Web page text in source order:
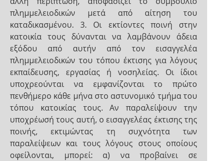
πλημμελειοδικών μετά από αίτηση του
καταδικασμένου. 3. Οι εκτίοντες ποινή στην
κατοικία τους δύνανται να λαμβάνουν άδεια
εξόδου από αυτήν από τον εισαγγελέα
πλημμελειοδικών του τόπου έκτισης για λόγους
εκπαίδευσης, εργασίας ή νοσηλείας. Οι ίδιοι
υποχρεούνται να εμφανίζονται το πρώτο
πενθήμερο κάθε μήνα στο αστυνομικό τμήμα του
τόπου κατοικίας τους. Αν παραλείψουν την
υποχρέωσή τους αυτή, ο εισαγγελέας έκτισης της
ποινής, εκτιμώντας τη συχνότητα των
παραλείψεων και τους λόγους στους οποίους
οφείλονται, μπορεί: α) να προβαίνει σε